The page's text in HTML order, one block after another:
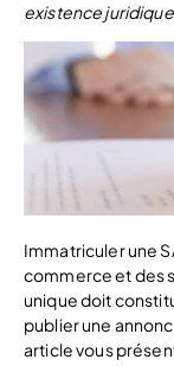
existence
Immatriculer une
commerce et des
unique doit
publier une
article vous